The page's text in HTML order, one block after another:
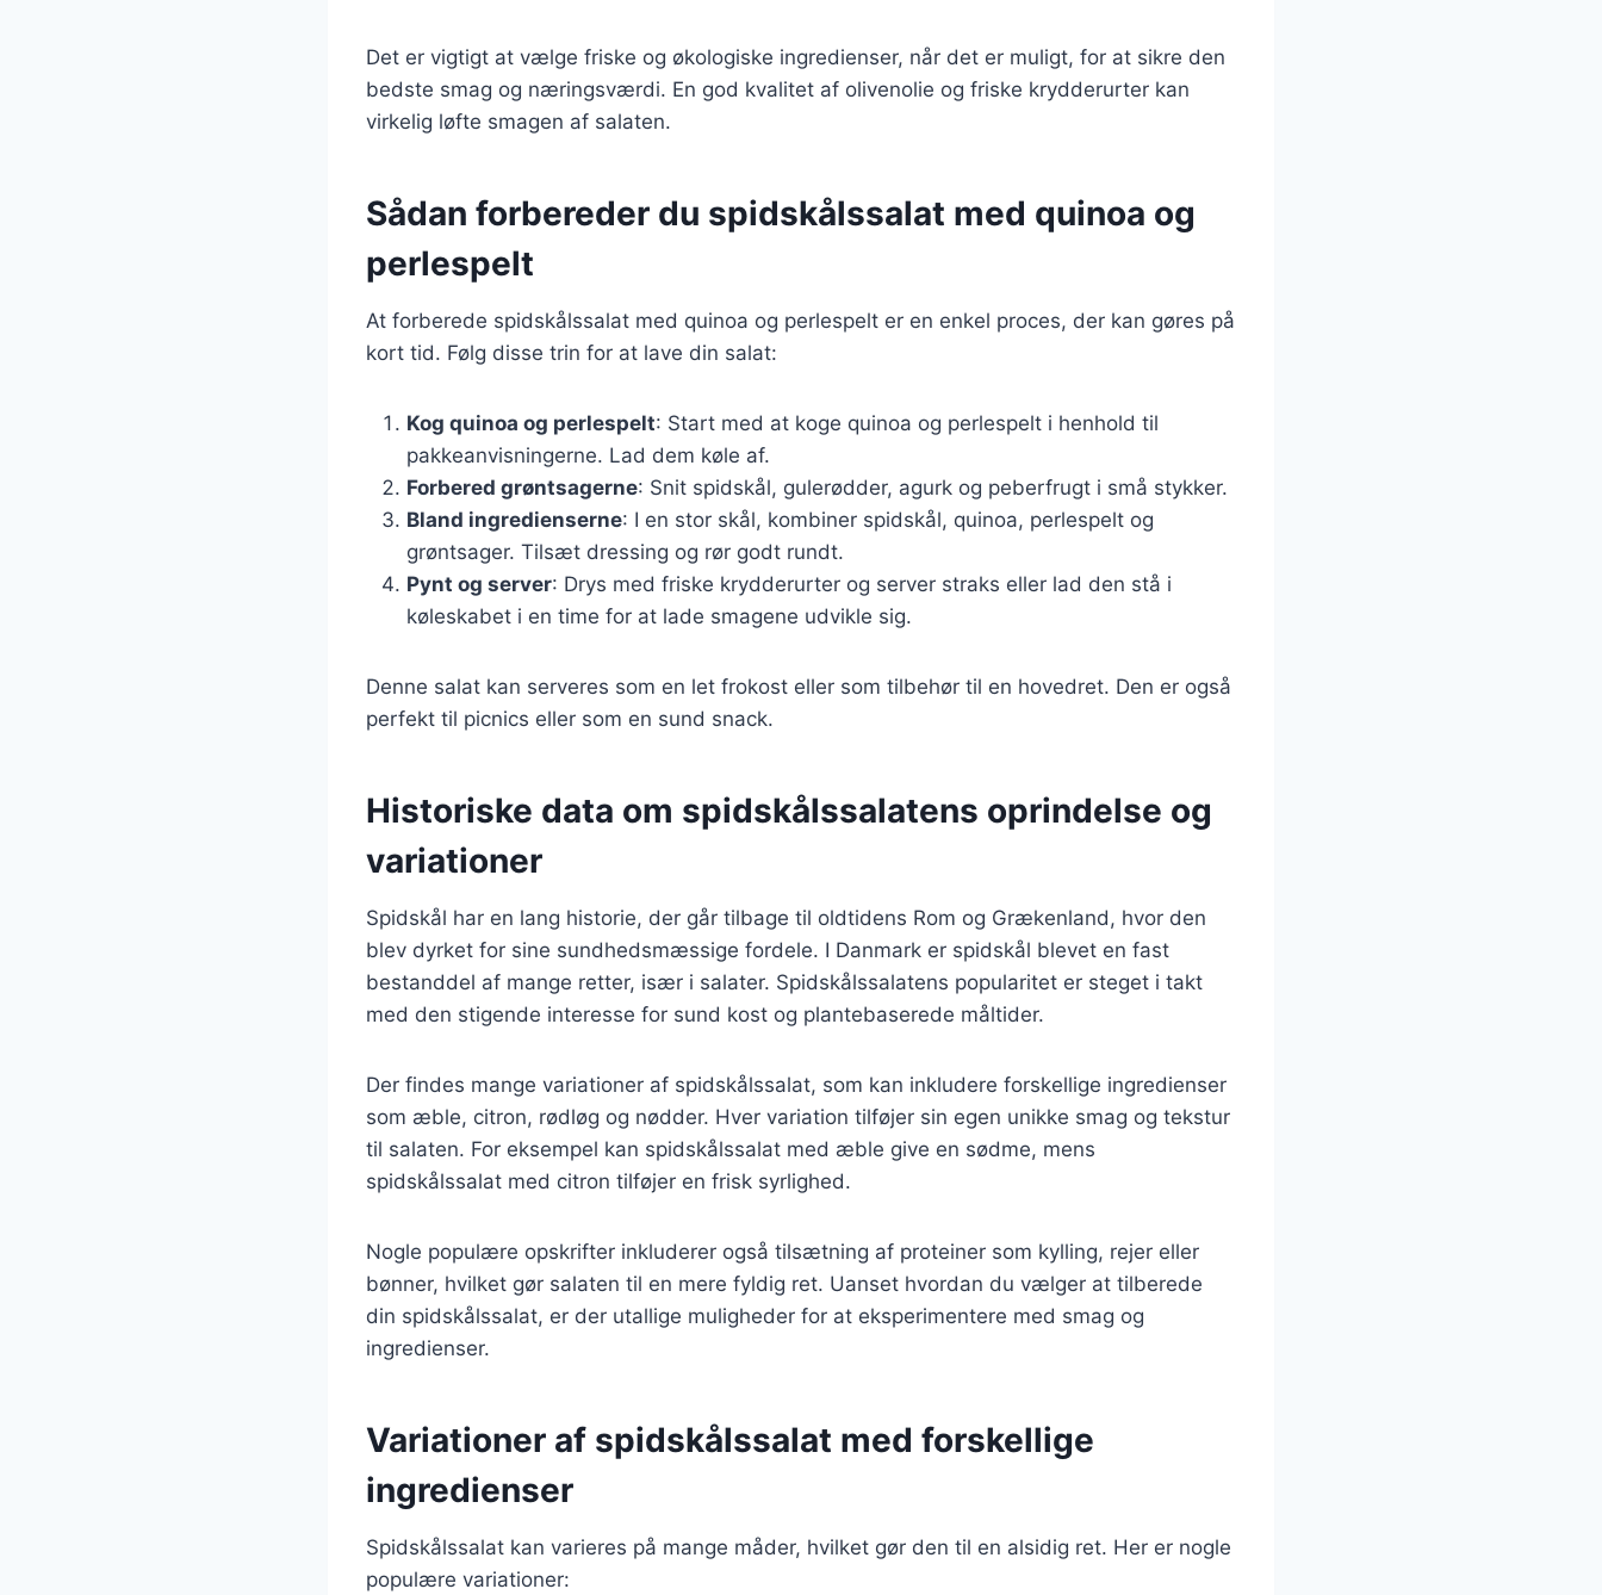
Det er vigtigt at vælge friske og økologiske ingredienser, når det er muligt, for at sikre den
bedste smag og næringsværdi. En god kvalitet af olivenolie og friske krydderurter kan
virkelig løfte smagen af salaten.
Sådan forbereder du spidskålssalat med quinoa og
perlespelt
At forberede spidskålssalat med quinoa og perlespelt er en enkel proces, der kan gøres på
kort tid. Følg disse trin for at lave din salat:
Kog quinoa og perlespelt: Start med at koge quinoa og perlespelt i henhold til
pakkeanvisningerne. Lad dem køle af.
Forbered grøntsagerne: Snit spidskål, gulerødder, agurk og peberfrugt i små stykker.
Bland ingredienserne: I en stor skål, kombiner spidskål, quinoa, perlespelt og
grøntsager. Tilsæt dressing og rør godt rundt.
Pynt og server: Drys med friske krydderurter og server straks eller lad den stå i
køleskabet i en time for at lade smagene udvikle sig.
Denne salat kan serveres som en let frokost eller som tilbehør til en hovedret. Den er også
perfekt til picnics eller som en sund snack.
Historiske data om spidskålssalatens oprindelse og
variationer
Spidskål har en lang historie, der går tilbage til oldtidens Rom og Grækenland, hvor den
blev dyrket for sine sundhedsmæssige fordele. I Danmark er spidskål blevet en fast
bestanddel af mange retter, især i salater. Spidskålssalatens popularitet er steget i takt
med den stigende interesse for sund kost og plantebaserede måltider.
Der findes mange variationer af spidskålssalat, som kan inkludere forskellige ingredienser
som æble, citron, rødløg og nødder. Hver variation tilføjer sin egen unikke smag og tekstur
til salaten. For eksempel kan spidskålssalat med æble give en sødme, mens
spidskålssalat med citron tilføjer en frisk syrlighed.
Nogle populære opskrifter inkluderer også tilsætning af proteiner som kylling, rejer eller
bønner, hvilket gør salaten til en mere fyldig ret. Uanset hvordan du vælger at tilberede
din spidskålssalat, er der utallige muligheder for at eksperimentere med smag og
ingredienser.
Variationer af spidskålssalat med forskellige
ingredienser
Spidskålssalat kan varieres på mange måder, hvilket gør den til en alsidig ret. Her er nogle
populære variationer: